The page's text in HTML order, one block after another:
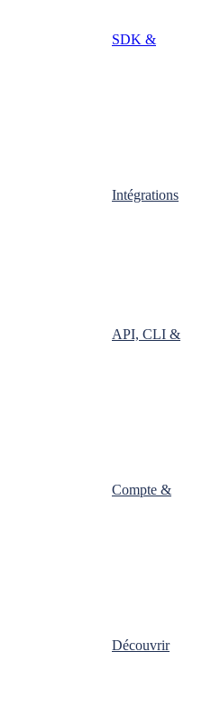
SDK &
Intégrations
API, CLI &
Compte &
Découvrir